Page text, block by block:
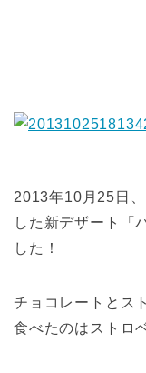
2013年10月25日
した新デザート「
した！
チョコレートとス
食べたのはストロ